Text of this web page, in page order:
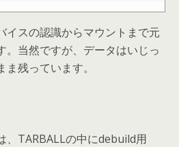
イスの認識からマウントまで元
。当然ですが、データはいじっ
残っています。
、TARBALLの中にdebuild用